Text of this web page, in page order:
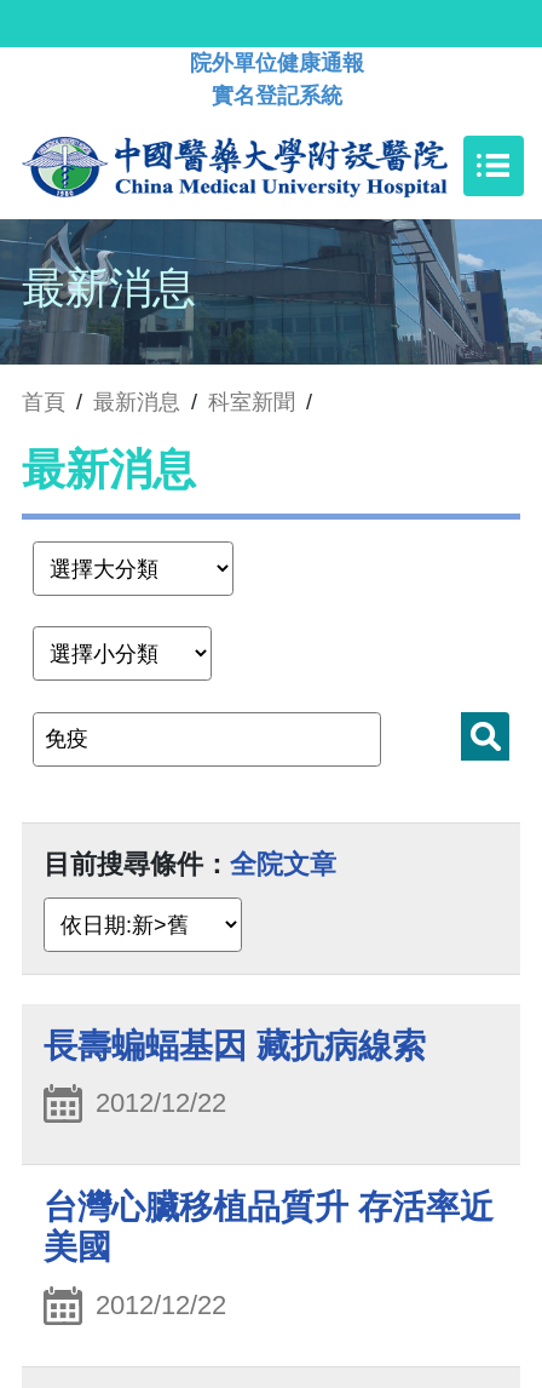
院外單位健康通報
實名登記系統
最新消息
首頁 / 最新消息 / 科室新聞 /
最新消息
目前搜尋條件： 全院文章
長壽蝙蝠基因 藏抗病線索
2012/12/22
台灣心臟移植品質升 存活率近
美國
2012/12/22